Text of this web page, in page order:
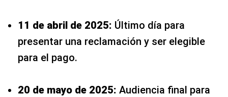
11 de abril de 2025: Último día para
presentar una reclamación y ser elegible
para el pago.
20 de mayo de 2025: Audiencia final para